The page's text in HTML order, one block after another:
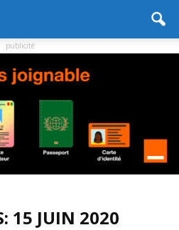
publicité
15 JUIN 2020